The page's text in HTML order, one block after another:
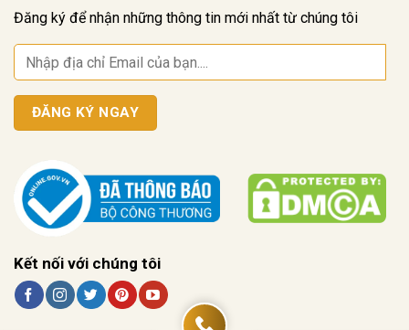
Đăng ký để nhận những thông tin mới nhất từ chúng tôi
Kết nối với chúng tôi